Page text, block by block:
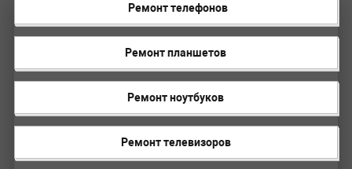
Ремонт телефонов
Ремонт планшетов
Ремонт ноутбуков
Ремонт телевизоров